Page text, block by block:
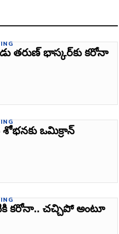
తరుణ్‌ భాస్కర్‌కు కరోనా
ఒమిక్రాన్‌
కరోనా.. చచ్చిపో అంటూ